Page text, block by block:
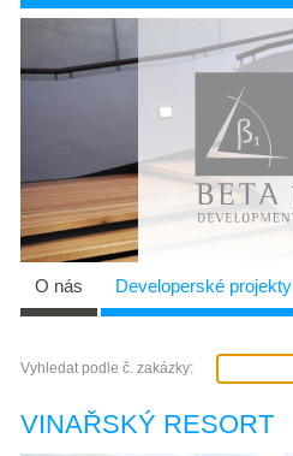
O nás Developerské projekty
Vyhledat podle č. zakázky:
VINAŘSKÝ RESORT